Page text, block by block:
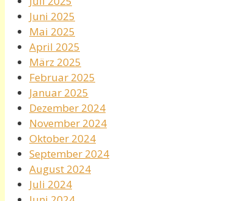
Juni 2025
Mai 2025
April 2025
März 2025
Februar 2025
Januar 2025
Dezember 2024
November 2024
Oktober 2024
September 2024
August 2024
Juli 2024